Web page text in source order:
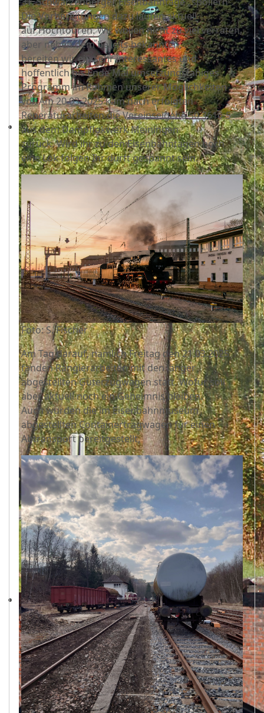
Die Vorbereitungen dazu laufen aktuell
auf Hochtouren. Wir wollen nicht zu viel verraten,
aber neben dem bereits bekannten,
bereiten wir ein sehr interessantes und
hoffentlich bis Ende Mai umsetzungsfähiges
Programm im Rahmen unserer Möglichkeiten
vor. Am 20.03.2025 kam nach erfolgten
Reperaturarbeiten die Vereinseigene 50 3616-5
aus dem Dampflokwerk Meiningen
zurück. Wird ihr zu den Eisenbahntagen noch
eine Lok folgen Ihr dürft gespannt sein.
Foto: S. Fischer
Am Tag darauf, nämlich Freitag den 21.03.2025
fanden Rangierarbeiten mit den länger
abgestellten Güterzugwagen statt. Wofür soll
aber aktuell noch ein Geheimnis bleiben.
Auch wurden die im Eisenbahnmuseum
abgestellten Containertragwagen für einen
Abtransport bereitgestellt,